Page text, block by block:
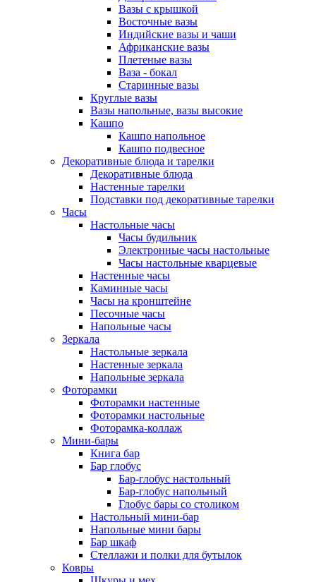
Вазы с крышкой
Восточные вазы
Индийские вазы и чаши
Африканские вазы
Плетеные вазы
Ваза - бокал
Старинные вазы
Круглые вазы
Вазы напольные, вазы высокие
Кашпо
Кашпо напольное
Кашпо подвесное
Декоративные блюда и тарелки
Декоративные блюда
Настенные тарелки
Подставки под декоративные тарелки
Часы
Настольные часы
Часы будильник
Электронные часы настольные
Часы настольные кварцевые
Настенные часы
Каминные часы
Часы на кронштейне
Песочные часы
Напольные часы
Зеркала
Настольные зеркала
Настенные зеркала
Напольные зеркала
Фоторамки
Фоторамки настенные
Фоторамки настольные
Фоторамка-коллаж
Мини-бары
Книга бар
Бар глобус
Бар-глобус настольный
Бар-глобус напольный
Глобус бары со столиком
Настольный мини-бар
Напольные мини бары
Бар шкаф
Стеллажи и полки для бутылок
Ковры